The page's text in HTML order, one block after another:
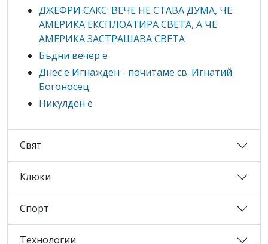
ДЖЕФРИ САКС: ВЕЧЕ НЕ СТАВА ДУМА, ЧЕ
АМЕРИКА ЕКСПЛОАТИРА СВЕТА, А ЧЕ
АМЕРИКА ЗАСТРАШАВА СВЕТА
Бъдни вечер е
Днес е Игнажден - почитаме св. Игнатий
Богоносец
Никулден е
Свят
Клюки
Спорт
Технологии